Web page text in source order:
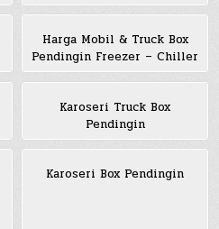
Harga Mobil & Truck Box
Pendingin Freezer – Chiller
Karoseri Truck Box
Pendingin
Karoseri Box Pendingin